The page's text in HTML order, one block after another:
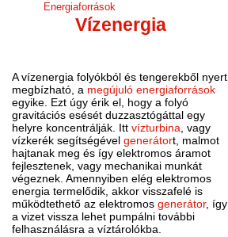
Energiaforrások
Vízenergia
A vízenergia folyókból és tengerekből nyert
megbízható, a megújuló energiaforrások
egyike. Ezt úgy érik el, hogy a folyó
gravitációs esését duzzasztógáttal egy
helyre koncentrálják. Ittvízturbina, vagy
vízkerék segítségévelgenerátort, malmot
hajtanak meg és így elektromos áramot
fejlesztenek, vagy mechanikai munkát
végeznek. Amennyiben elég elektromos
energia termelődik, akkor visszafelé is
működtethető az elektromosgenerátor, így
a vizet vissza lehet pumpálni további
felhasználásra a víztárolókba.